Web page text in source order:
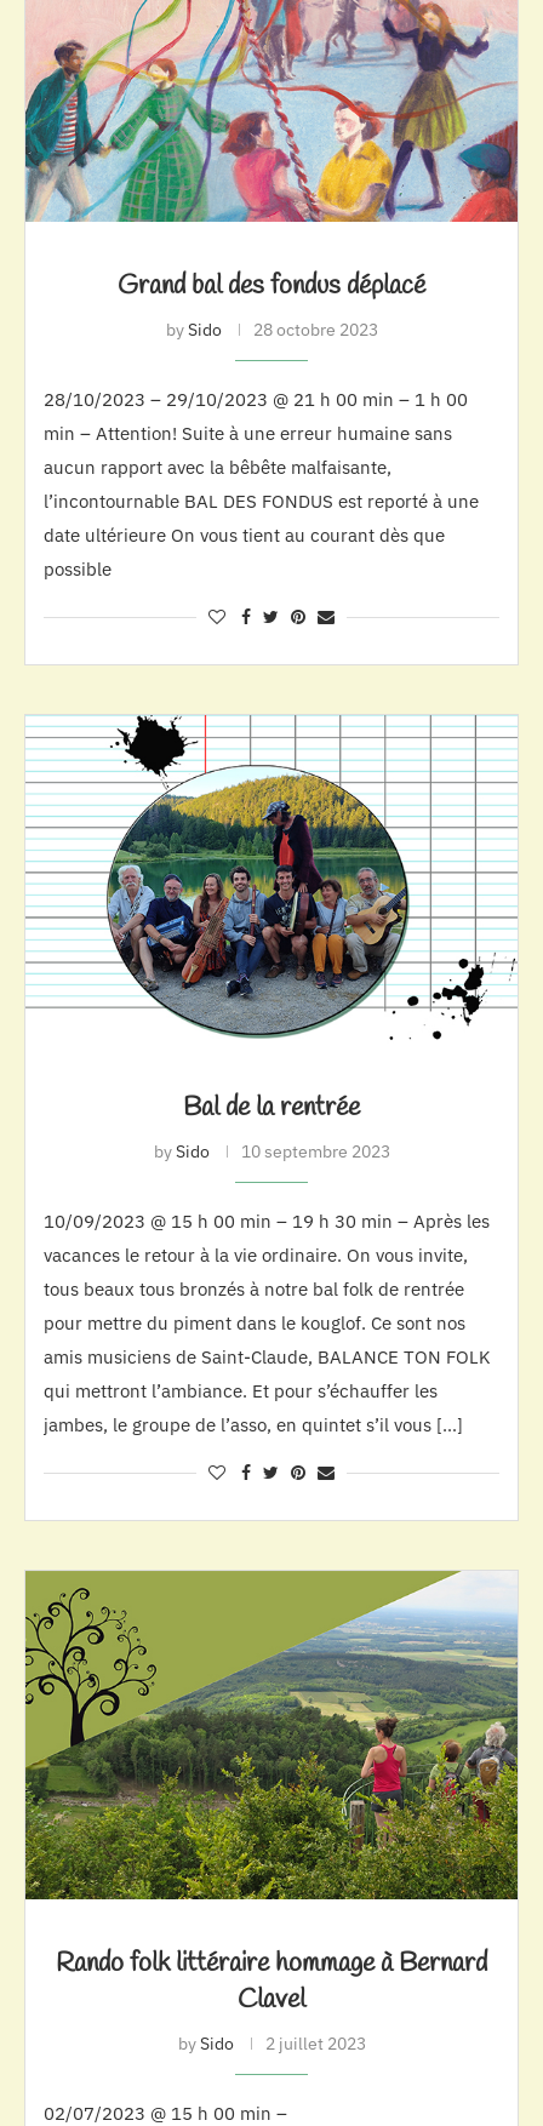
Grand bal des fondus déplacé
bySido 28 octobre 2023
28/10/2023 – 29/10/2023 @ 21 h 00 min – 1 h 00
min – Attention! Suite à une erreur humaine sans
aucun rapport avec la bêbête malfaisante,
l’incontournable BAL DES FONDUS est reporté à une
date ultérieure On vous tient au courant dès que
possible
Bal de la rentrée
bySido 10 septembre 2023
10/09/2023 @ 15 h 00 min – 19 h 30 min – Après les
vacances le retour à la vie ordinaire. On vous invite,
tous beaux tous bronzés à notre bal folk de rentrée
pour mettre du piment dans le kouglof. Ce sont nos
amis musiciens de Saint-Claude, BALANCE TON FOLK
qui mettront l’ambiance. Et pour s’échauffer les
jambes, le groupe de l’asso, en quintet s’il vous […]
Rando folk littéraire hommage à Bernard
Clavel
bySido 2 juillet 2023
02/07/2023 @ 15 h 00 min –